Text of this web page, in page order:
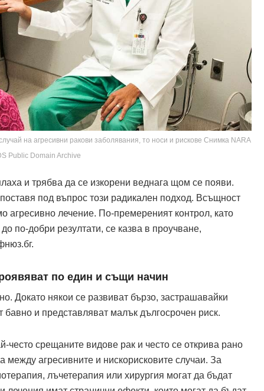
на агресивни ракови заболявания, то носи и рискове Снимка NARA
Public Domain Archive
и трябва да се изкорени веднага щом се появи.
под въпрос този радикален подход. Всъщност
агресивно лечение. По-премереният контрол, като
по-добри резултати, се казва в проучване,
по един и същи начин
Докато някои се развиват бързо, застрашавайки
бавно и представляват малък дългосрочен риск.
често срещаните видове рак и често се открива рано
между агресивните и нискорисковите случаи. За
лъчетерапия или хирургия могат да бъдат